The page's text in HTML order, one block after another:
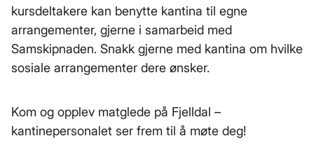
kursdeltakere kan benytte kantina til egne
arrangementer, gjerne i samarbeid med
Samskipnaden. Snakk gjerne med kantina om hvilke
sosiale arrangementer dere ønsker.
Kom og opplev matglede på Fjelldal –
kantinepersonalet ser frem til å møte deg!